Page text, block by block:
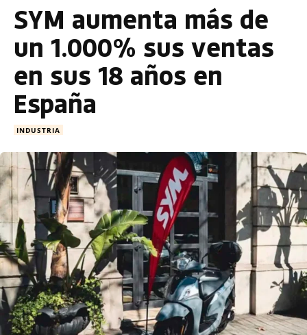
SYM aumenta más de
un 1.000% sus ventas
en sus 18 años en
España
INDUSTRIA